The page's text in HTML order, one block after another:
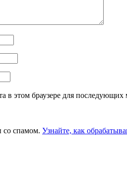
в этом браузере для
со спамом. Узнайте, как